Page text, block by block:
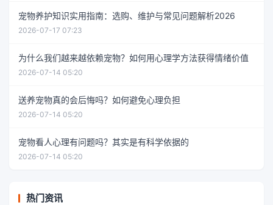
宠物养护知识实用指南：选购、维护与常见问题解析2026
2026-07-17 07:23
为什么我们越来越依赖宠物？如何用心理学方法获得情绪价值
2026-07-14 05:20
送养宠物真的会后悔吗？如何避免心理负担
2026-07-14 05:20
宠物看人心理有问题吗？其实是有科学依据的
2026-07-14 05:20
热门资讯